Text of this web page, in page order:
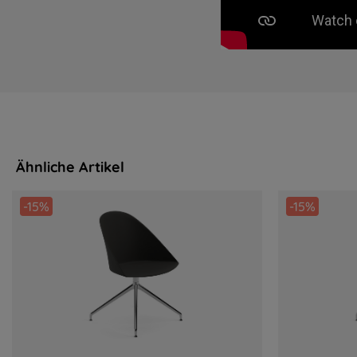
Ähnliche Artikel
-15% -15%